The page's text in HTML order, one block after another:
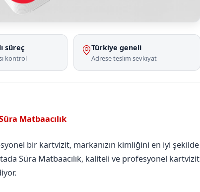
süreç
kontrol
Türkiye geneli
Adrese teslim sevkiyat
Matbaacılık
bir kartvizit, markanızın kimliğini en iyi şekilde
Süra Matbaacılık, kaliteli ve profesyonel kartvizit